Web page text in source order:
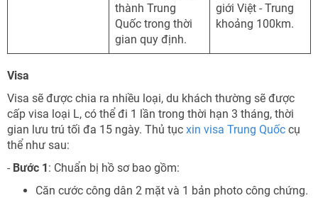
thành Trung
Quốc trong thời
gian quy định.
giới Việt - Trung
khoảng 100km.
Visa
Visa sẽ được chia ra nhiều loại, du khách thường sẽ được
cấp visa loại L, có thể đi 1 lần trong thời hạn 3 tháng, thời
gian lưu trú tối đa 15 ngày. Thủ tục xin visa Trung Quốc cụ
thể như sau:
- Bước 1: Chuẩn bị hồ sơ bao gồm:
Căn cước công dân 2 mặt và 1 bản photo công chứng.